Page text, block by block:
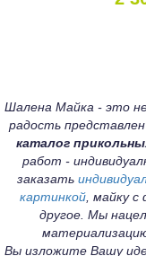
Шалена Майка - это
радость
каталог
работ -
заказать
картинкой, майку с
другое. Мы
Вы изложите Вашу